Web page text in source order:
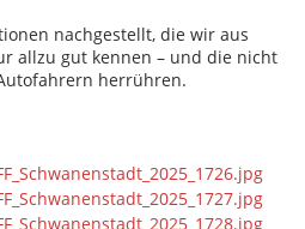
nachgestellt, die wir aus
allzu gut kennen – und die nicht
herrühren.